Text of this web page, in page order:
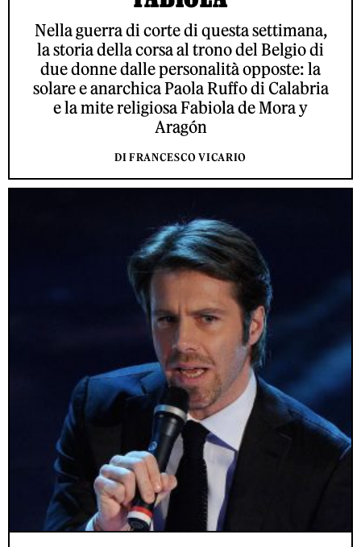
Nella guerra di corte di questa settimana,
la storia della corsa al trono del Belgio di
due donne dalle personalità opposte: la
solare e anarchica Paola Ruffo di Calabria
e la mite religiosa Fabiola de Mora y
Aragón
DI FRANCESCO VICARIO